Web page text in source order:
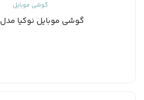
گوشی موبایل
گوشی موبایل نوکیا مدل 110 FA